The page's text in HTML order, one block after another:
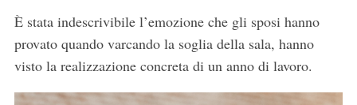
È stata indescrivibile l’emozione che gli sposi hanno
provato quando varcando la soglia della sala, hanno
visto la realizzazione concreta di un anno di lavoro.